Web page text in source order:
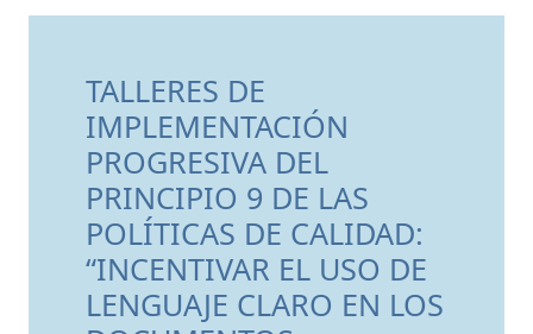
TALLERES DE
IMPLEMENTACIÓN
PROGRESIVA DEL
PRINCIPIO 9 DE LAS
POLÍTICAS DE CALIDAD:
“INCENTIVAR EL USO DE
LENGUAJE CLARO EN LOS